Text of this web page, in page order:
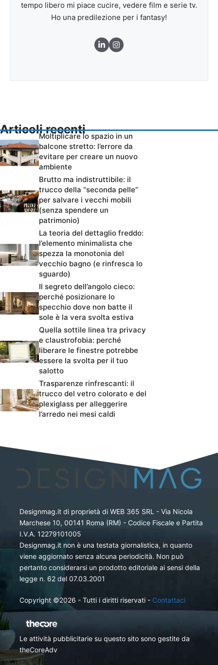
tempo libero mi piace cucire, vedere film e serie tv.
Ho una predilezione per i fantasy!
Articoli recenti
Moltiplicare lo spazio in un
balcone stretto: l’errore da
evitare per creare un nuovo
ambiente
Brutto ma indistruttibile: il
trucco della “seconda pelle”
per salvare i vecchi mobili
(senza spendere un
patrimonio)
La teoria del dettaglio freddo:
l’elemento minimalista che
spezza la monotonia del
vecchio bagno (e rinfresca lo
sguardo)
Il segreto dell’angolo cieco:
perché posizionare lo
specchio dove non batte il
sole è la vera svolta estiva
Quella sottile linea tra privacy
e claustrofobia: perché
liberare le finestre potrebbe
essere la svolta per il tuo
salotto
Trasparenze rinfrescanti: il
trucco del vetro colorato e del
plexiglass per alleggerire
l’arredo nei mesi caldi
Designmag.it di proprietà di WEB 365 SRL - Via Nicola
Marchese 10, 00141 Roma (RM) - Codice Fiscale e Partita
I.V.A. 12279101005
Designmag.it non è una testata giornalistica, in quanto
viene aggiornato senza alcuna periodicità. Non può
pertanto considerarsi un prodotto editoriale ai sensi della
legge n. 62 del 07.03.2001
Copyright ©2026 - Tutti i diritti riservati - Contattaci
Le attività pubblicitarie su questo sito sono gestite da
theCoreAdv